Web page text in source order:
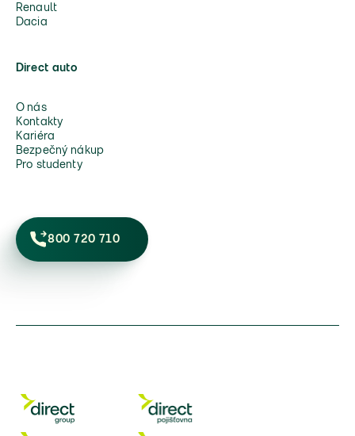
Renault
Dacia
Direct auto
O nás
Kontakty
Kariéra
Bezpečný nákup
Pro studenty
800 720 710